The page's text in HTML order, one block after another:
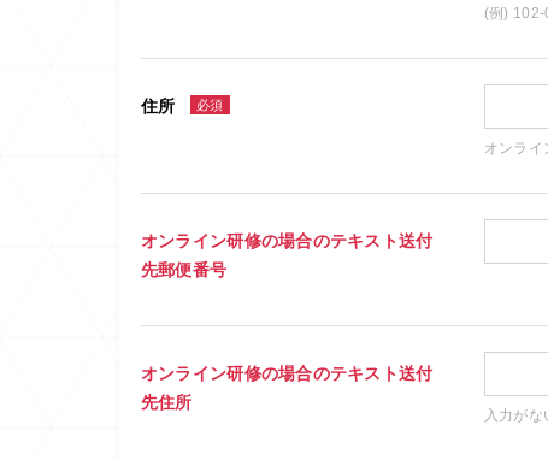
(例) 102-
住所 必須
オンライ
オンライン研修の場合のテキスト送付
先郵便番号
オンライン研修の場合のテキスト送付
先住所
入力が